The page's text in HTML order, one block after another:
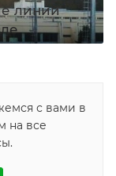
линии
с вами в
на все